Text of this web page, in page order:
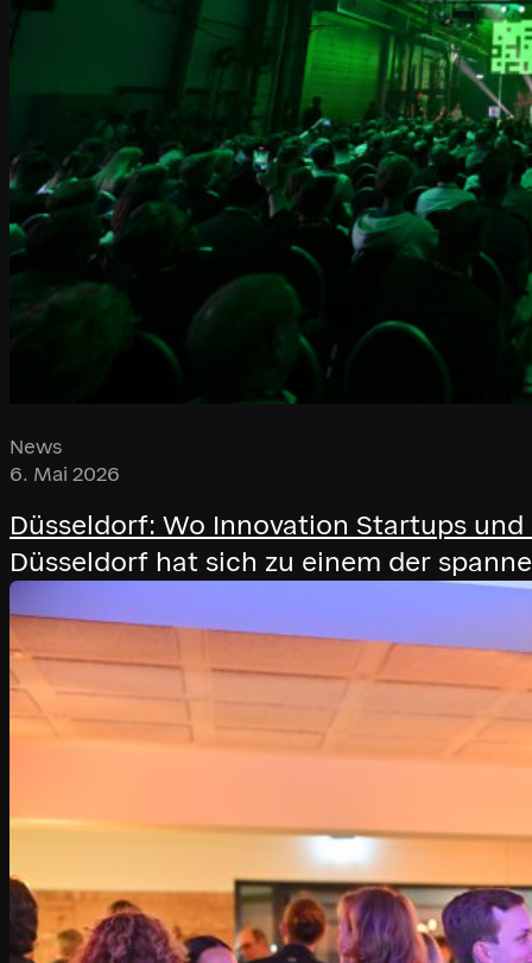
News
6. Mai 2026
Düsseldorf: Wo Innovation Startups
Düsseldorf hat sich zu einem der